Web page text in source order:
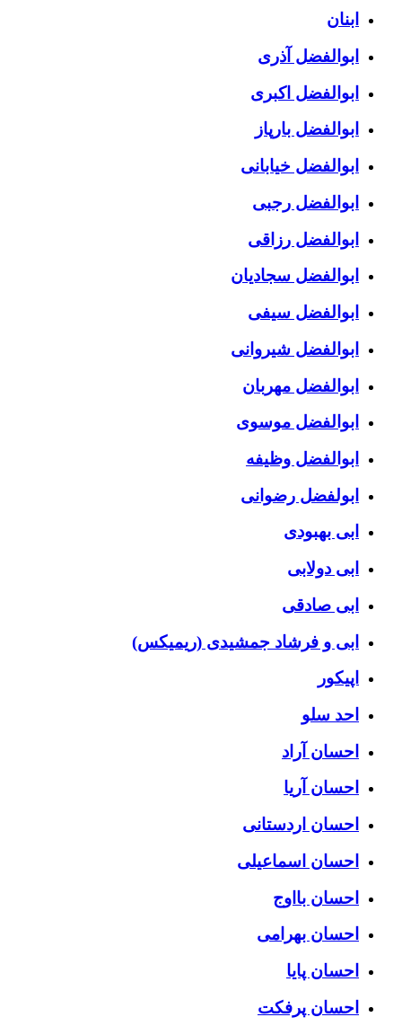
ابنان
ابوالفضل آذری
ابوالفضل اکبری
ابوالفضل بارپاز
ابوالفضل خیابانی
ابوالفضل رجبی
ابوالفضل رزاقی
ابوالفضل سجادیان
ابوالفضل سیفی
ابوالفضل شیروانی
ابوالفضل مهربان
ابوالفضل موسوی
ابوالفضل وظیفه
ابولفضل رضوانی
ابی بهبودی
ابی دولابی
ابی صادقی
ابی و فرشاد جمشیدی (ریمیکس)
اپیکور
احد سلو
احسان آراد
احسان آریا
احسان اردستانی
احسان اسماعیلی
احسان بااوج
احسان بهرامی
احسان پایا
احسان پرفکت